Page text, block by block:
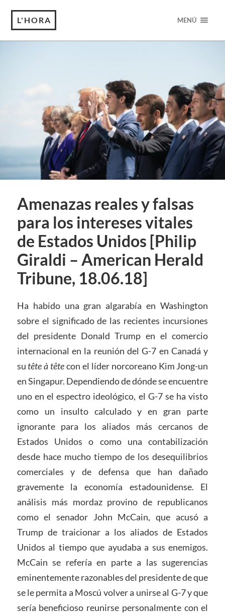
L'HORA MENÚ
Amenazas reales y falsas
para los intereses vitales
de Estados Unidos [Philip
Giraldi – American Herald
Tribune, 18.06.18]
Ha habido una gran algarabía en Washington
sobre el significado de las recientes incursiones
del presidente Donald Trump en el comercio
internacional en la reunión del G-7 en Canadá y
su tête à têtecon el líder norcoreano Kim Jong-un
en Singapur. Dependiendo de dónde se encuentre
uno en el espectro ideológico, el G-7 se ha visto
como un insulto calculado y en gran parte
ignorante para los aliados más cercanos de
Estados Unidos o como una contabilización
desde hace mucho tiempo de los desequilibrios
comerciales y de defensa que han dañado
gravemente la economía estadounidense. El
análisis más mordaz provino de republicanos
como el senador John McCain, que acusó a
Trump de traicionar a los aliados de Estados
Unidos al tiempo que ayudaba a sus enemigos.
McCain se refería en parte a las sugerencias
eminentemente razonables del presidente de que
se le permita a Moscú volver a unirse al G-7 y que
sería beneficioso reunirse personalmente con el